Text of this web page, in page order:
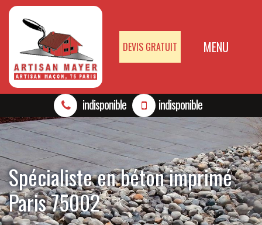
DEVIS GRATUIT MENU
indisponible indisponible
Spécialiste en béton imprimé
Paris 75002